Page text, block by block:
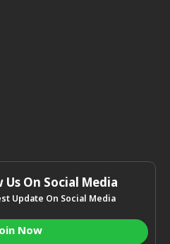
Us On Social Media
Update On Social Media
Now